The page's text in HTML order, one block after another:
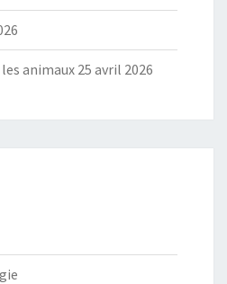
animaux 25 avril 2026